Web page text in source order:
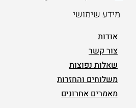
מידע שימושי
אודות
צור קשר
שאלות נפוצות
משלוחים והחזרות
מאמרים אחרונים